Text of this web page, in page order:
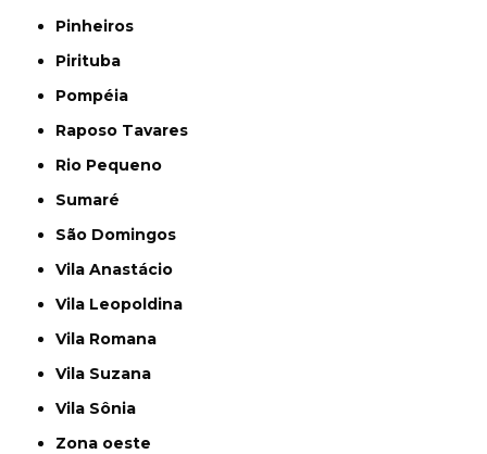
Pinheiros
Pirituba
Pompéia
Raposo Tavares
Rio Pequeno
Sumaré
São Domingos
Vila Anastácio
Vila Leopoldina
Vila Romana
Vila Suzana
Vila Sônia
Zona oeste